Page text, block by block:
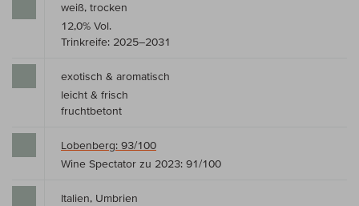
weiß, trocken
12,0% Vol.
Trinkreife: 2025–2031
exotisch & aromatisch
leicht & frisch
fruchtbetont
Lobenberg: 93/100
Wine Spectator zu 2023: 91/100
Italien, Umbrien